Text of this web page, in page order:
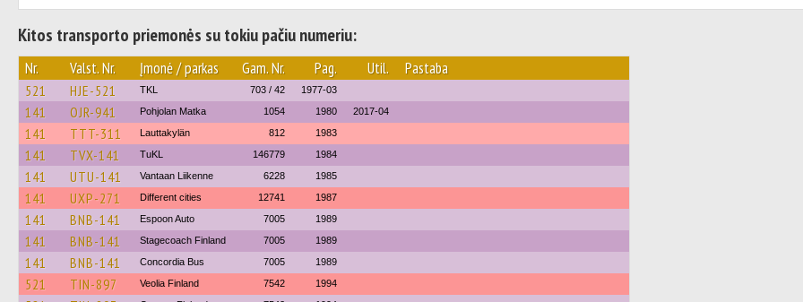
Kitos transporto priemonės su tokiu pačiu numeriu:
Nr. Valst. Nr. Įmonė / parkas Gam. Nr. Pag. Util. Pastaba
521 HJE-521 TKL 703 / 42 1977-03
141 OJR-941 Pohjolan Matka 1054 1980 2017-04
141 TTT-311 Lauttakylän 812 1983
141 TVX-141 TuKL 146779 1984
141 UTU-141 Vantaan Liikenne 6228 1985
141 UXP-271 Different cities 12741 1987
141 BNB-141 Espoon Auto 7005 1989
141 BNB-141 Stagecoach Finland 7005 1989
141 BNB-141 Concordia Bus 7005 1989
521 TIN-897 Veolia Finland 7542 1994